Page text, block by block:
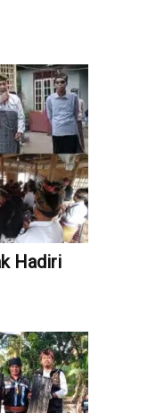
Hadiri